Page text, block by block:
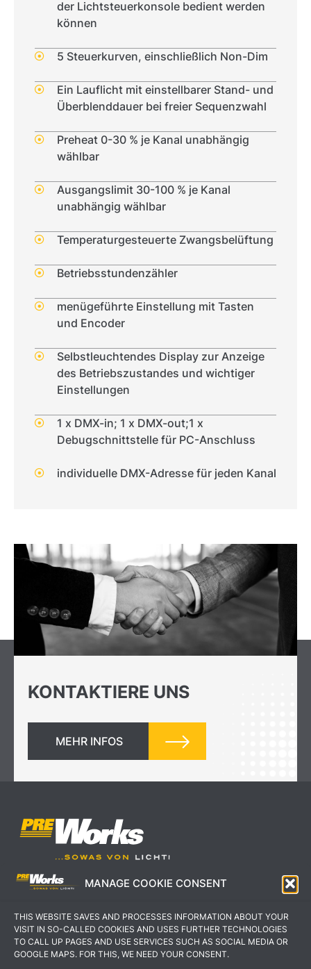
MANAGE COOKIE CONSENT
THIS WEBSITE SAVES AND PROCESSES INFORMATION ABOUT YOUR
VISIT IN SO-CALLED COOKIES AND USES FURTHER TECHNOLOGIES
TO CALL UP PAGES AND USE SERVICES SUCH AS SOCIAL MEDIA OR
GOOGLE MAPS. FOR THIS, WE NEED YOUR CONSENT.
der Lichtsteuerkonsole bedient werden
können
5 Steuerkurven, einschließlich Non-Dim
Ein Lauflicht mit einstellbarer Stand- und
Überblenddauer bei freier Sequenzwahl
Preheat 0-30 % je Kanal unabhängig
wählbar
Ausgangslimit 30-100 % je Kanal
unabhängig wählbar
Temperaturgesteuerte Zwangsbelüftung
Betriebsstundenzähler
menügeführte Einstellung mit Tasten
und Encoder
Selbstleuchtendes Display zur Anzeige
des Betriebszustandes und wichtiger
Einstellungen
1 x DMX-in; 1 x DMX-out;1 x
Debugschnittstelle für PC-Anschluss
individuelle DMX-Adresse für jeden Kanal
KONTAKTIERE UNS
MEHR INFOS
DATENSCHUTZERKLÄRUNG
KONTAKT